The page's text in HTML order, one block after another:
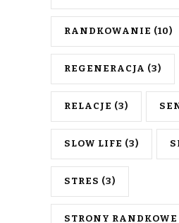
RANDKOWANIE (10)
REGENERACJA (3)
RELACJE (3)
SLOW LIFE (3)
STRES (3)
STRONY RANDKOWE